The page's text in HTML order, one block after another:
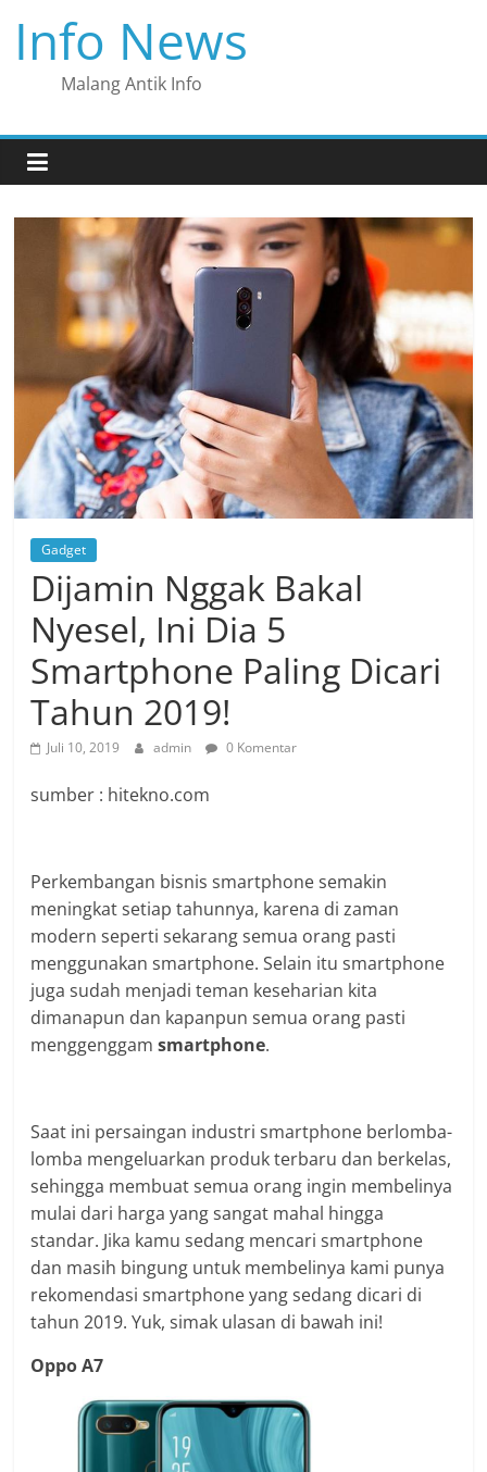
content
Info News
Malang Antik Info
Gadget
Dijamin Nggak Bakal
Nyesel, Ini Dia 5
Smartphone Paling Dicari
Tahun 2019!
Juli 10, 2019 admin 0 Komentar
sumber : hitekno.com
Perkembangan bisnis smartphone semakin
meningkat setiap tahunnya, karena di zaman
modern seperti sekarang semua orang pasti
menggunakan smartphone. Selain itu smartphone
juga sudah menjadi teman keseharian kita
dimanapun dan kapanpun semua orang pasti
menggenggamsmartphone.
Saat ini persaingan industri smartphone berlomba-
lomba mengeluarkan produk terbaru dan berkelas,
sehingga membuat semua orang ingin membelinya
mulai dari harga yang sangat mahal hingga
standar. Jika kamu sedang mencari smartphone
dan masih bingung untuk membelinya kami punya
rekomendasi smartphone yang sedang dicari di
tahun 2019. Yuk, simak ulasan di bawah ini!
Oppo A7